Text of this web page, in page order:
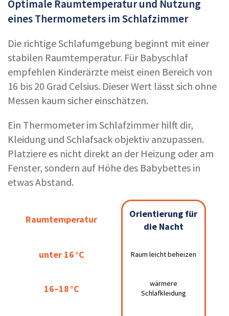
Optimale Raumtemperatur und Nutzung
eines Thermometers im Schlafzimmer
Die richtige Schlafumgebung beginnt mit einer
stabilen Raumtemperatur. Für Babyschlaf
empfehlen Kinderärzte meist einen Bereich von
16 bis 20 Grad Celsius. Dieser Wert lässt sich ohne
Messen kaum sicher einschätzen.
Ein Thermometer im Schlafzimmer hilft dir,
Kleidung und Schlafsack objektiv anzupassen.
Platziere es nicht direkt an der Heizung oder am
Fenster, sondern auf Höhe des Babybettes in
etwas Abstand.
Raumtemperatur
Orientierung für
die Nacht
unter 16 °C Raum leicht beheizen
16–18 °C
wärmere
Schlafkleidung
Orientierung für
die Nacht
Raum leicht beheizen
wärmere
Schlafkleidung
Raumtemperatur
unter 16 °C
16–18 °C